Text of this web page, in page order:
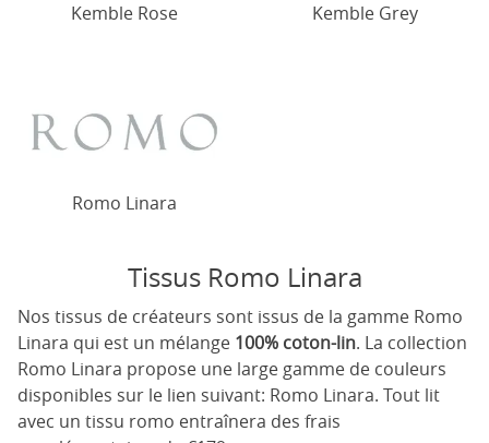
Kemble Rose Kemble Grey
Romo Linara
Tissus Romo Linara
Nos tissus de créateurs sont issus de la gamme Romo
Linara qui est un mélange 100% coton-lin. La collection
Romo Linara propose une large gamme de couleurs
disponibles sur le lien suivant: Romo Linara. Tout lit
avec un tissu romo entraînera des frais